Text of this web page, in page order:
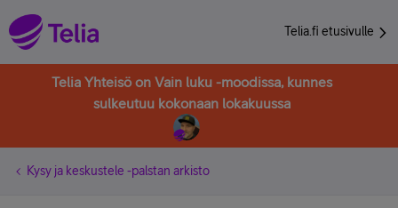
Telia.fi etusivulle
Telia Yhteisö on Vain luku -moodissa, kunnes
sulkeutuu kokonaan lokakuussa
Kysy ja keskustele -palstan arkisto